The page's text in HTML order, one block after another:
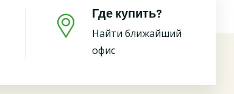
Где купить?
Найти ближайший
офис